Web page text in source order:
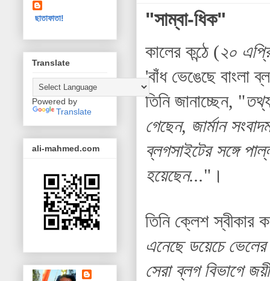
"সাম্বা-ধিক"
­কালের কন্ঠে (২০
'বাঁধ ভেঙেছে বাংলা
তিনি জানাচ্ছেন, "
গেছেন, জার্মান
ব্লগসাইটের সঙ্গে
হয়েছেন..."।
তিনি ক্লেশ স্বীকার
এনেছে ডয়েচে
সেরা ব্লগ বিভাগে
ছাতাফাতা!
Translate
Powered by
Translate
ali-mahmed.com